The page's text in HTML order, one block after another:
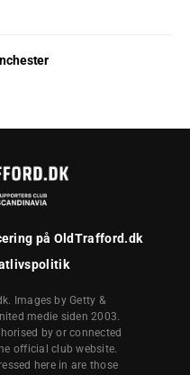
på OldTrafford.dk
Images by Getty &
medie siden 2003.
by or connected
official club website.
here in are those